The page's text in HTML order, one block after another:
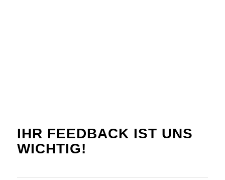
IHR FEEDBACK IST UNS
WICHTIG!